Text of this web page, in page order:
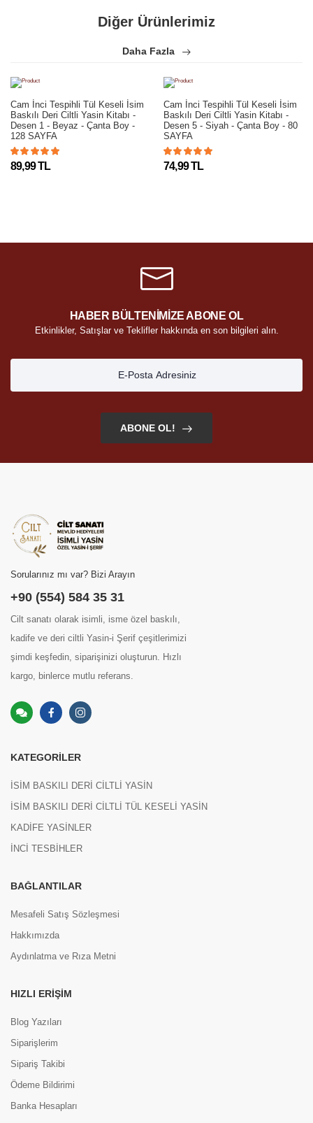
Diğer Ürünlerimiz
Daha Fazla
Cam İnci Tespihli Tül Keseli İsim
Baskılı Deri Ciltli Yasin Kitabı -
Desen 1 - Beyaz - Çanta Boy -
128 SAYFA
89,99 TL
Cam İnci Tespihli Tül Keseli İsim
Baskılı Deri Ciltli Yasin Kitabı -
Desen 5 - Siyah - Çanta Boy - 80
SAYFA
74,99 TL
HABER BÜLTENİMİZE ABONE OL
Etkinlikler, Satışlar ve Teklifler hakkında en son bilgileri alın.
ABONE OL!
Sorularınız mı var? Bizi Arayın
+90 (554) 584 35 31
Cilt sanatı olarak isimli, isme özel baskılı,
kadife ve deri ciltli Yasin-i Şerif çeşitlerimizi
şimdi keşfedin, siparişinizi oluşturun. Hızlı
kargo, binlerce mutlu referans.
KATEGORILER
İSİM BASKILI DERİ CİLTLİ YASİN
İSİM BASKILI DERİ CİLTLİ TÜL KESELİ YASİN
KADİFE YASİNLER
İNCİ TESBİHLER
BAĞLANTILAR
Mesafeli Satış Sözleşmesi
Hakkımızda
Aydınlatma ve Rıza Metni
HIZLI ERIŞIM
Blog Yazıları
Siparişlerim
Sipariş Takibi
Ödeme Bildirimi
Banka Hesapları